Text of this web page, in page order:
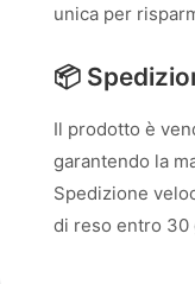
unica per
📦
Il prodotto è
garantendo la
Spedizione
di reso entro 30